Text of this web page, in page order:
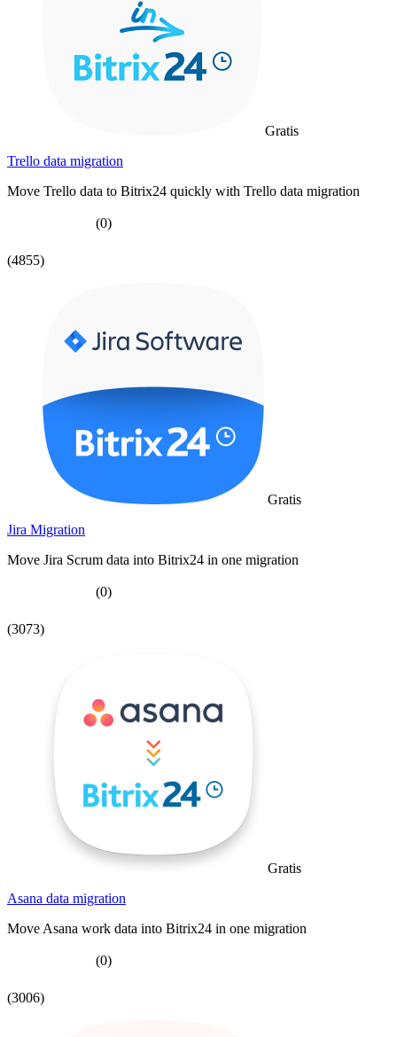
Gratis
Trello data migration
Move Trello data to Bitrix24 quickly with Trello data migration
(0)
(4855)
Gratis
Jira Migration
Move Jira Scrum data into Bitrix24 in one migration
(0)
(3073)
Gratis
Asana data migration
Move Asana work data into Bitrix24 in one migration
(0)
(3006)